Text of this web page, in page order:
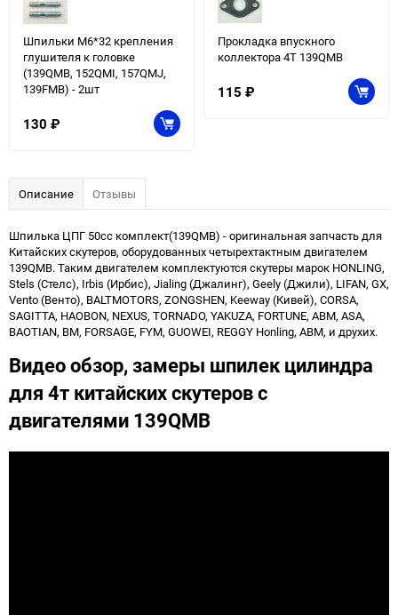
Шпильки М6*32 крепления
глушителя к головке
(139QMB, 152QMI, 157QMJ,
139FMB) - 2шт
130 ₽
Прокладка впускного
коллектора 4T 139QMB
115 ₽
Описание Отзывы
Шпилька ЦПГ 50сс комплект(139QMB) - оригинальная запчасть для
Китайских скутеров, оборудованных четырехтактным двигателем
139QMB. Таким двигателем комплектуются скутеры марок HONLING,
Stels (Стелс), Irbis (Ирбис), Jialing (Джалинг), Geely (Джили), LIFAN, GX,
Vento (Венто), BALTMOTORS, ZONGSHEN, Keeway (Кивей), CORSA,
SAGITTA, HAOBON, NEXUS, TORNADO, YAKUZA, FORTUNE, ABM, ASA,
BAOTIAN, BM, FORSAGE, FYM, GUOWEI, REGGY Honling, ABM, и друхих.
Видео обзор, замеры шпилек цилиндра
для 4т китайских скутеров с
двигателями 139QMB